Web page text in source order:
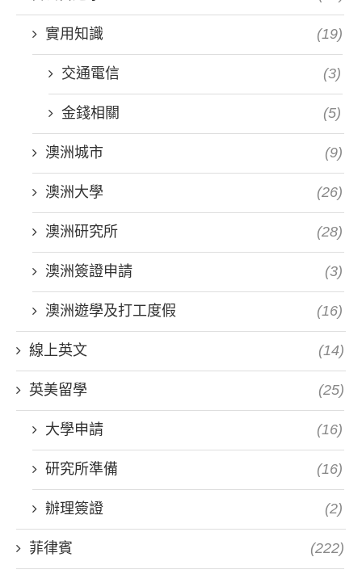
實用知識 (19)
交通電信 (3)
金錢相關 (5)
澳洲城市 (9)
澳洲大學 (26)
澳洲研究所 (28)
澳洲簽證申請 (3)
澳洲遊學及打工度假 (16)
線上英文 (14)
英美留學 (25)
大學申請 (16)
研究所準備 (16)
辦理簽證 (2)
菲律賓 (222)